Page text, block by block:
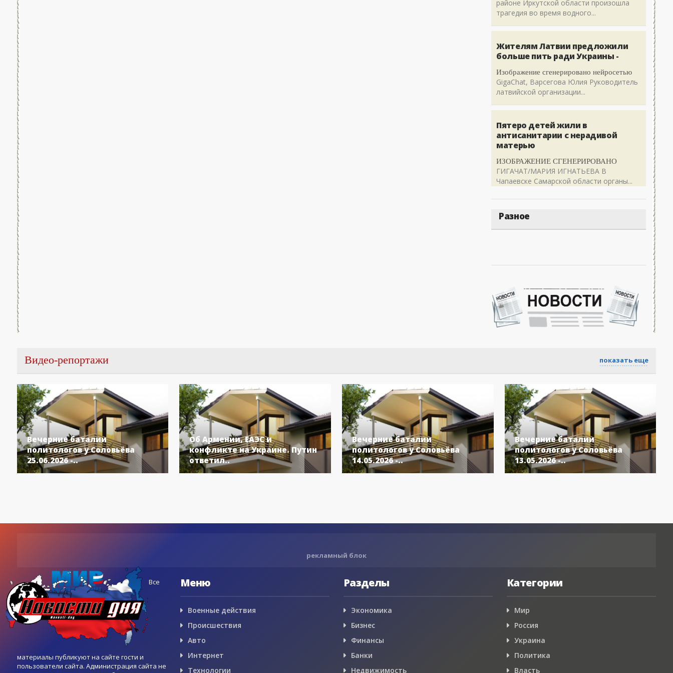
районе Иркутской области произошла
трагедия во время водного...
Жителям Латвии предложили
больше пить ради Украины -
Изображение сгенерировано нейросетью
GigaChat, Варсегова Юлия Руководитель
латвийской организации...
Пятеро детей жили в
антисанитарии с нерадивой
матерью
ИЗОБРАЖЕНИЕ СГЕНЕРИРОВАНО
ГИГАЧАТ/МАРИЯ ИГНАТЬЕВА В
Чапаевске Самарской области органы...
Разное
Видео-репортажи показать еще
Вечерние баталии
политологов у Соловьёва
25.06.2026 -..
Об Армении, ЕАЭС и
конфликте на Украине. Путин
ответил..
Вечерние баталии
политологов у Соловьёва
14.05.2026 -..
Вечерние баталии
политологов у Соловьёва
13.05.2026 -..
рекламный блок
Все
материалы публикуют на сайте гости и
пользователи сайта. Администрация сайта не
Меню
Военные действия
Происшествия
Авто
Интернет
Технологии
Разделы
Экономика
Бизнес
Финансы
Банки
Недвижимость
Категории
Мир
Россия
Украина
Политика
Власть